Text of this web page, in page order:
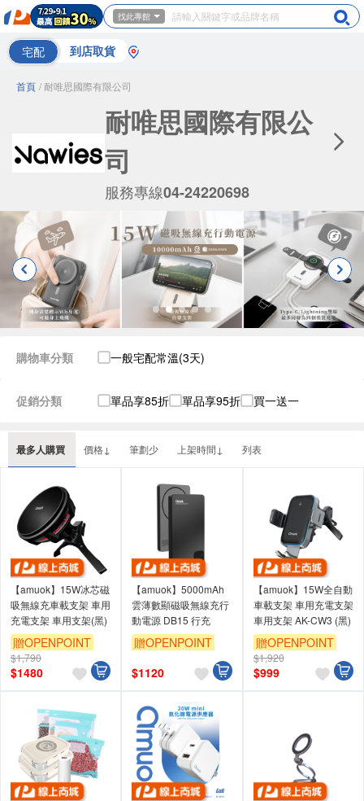
找此專館
宅配 到店取貨
首頁 / 耐唯思國際有限公司
耐唯思國際有限公
司
服務專線04-24220698
最多人購買 價格↓ 筆劃少 上架時間↓ 列表
購物車分類 一般宅配常溫(3天)
促銷分類 單品享85折 單品享95折 買一送一
【amuok】15W冰芯磁
吸無線充車載支架 車用
充電支架 車用支架(黑)
贈OPENPOINT
$1,790
$1480
【amuok】5000mAh
雲薄數顯磁吸無線充行
動電源 DB15 行充
贈OPENPOINT
$1120
【amuok】15W全自動
車載支架 車用充電支架
車用支架 AK-CW3 (黑)
贈OPENPOINT
$1,920
$999